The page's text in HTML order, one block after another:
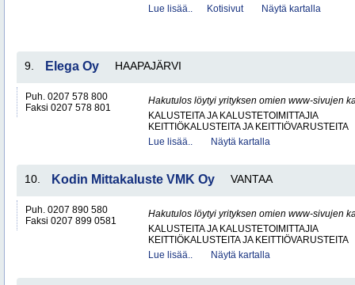
Lue lisää..
Kotisivut Näytä kartalla
9. Elega Oy HAAPAJÄRVI
Puh. 0207 578 800
Faksi 0207 578 801
Hakutulos löytyi yrityksen omien www-sivujen
KALUSTEITA JA KALUSTETOIMITTAJIA
KEITTIÖKALUSTEITA JA KEITTIÖVARUSTEITA
Lue lisää..
Näytä kartalla
10. Kodin Mittakaluste VMK Oy VANTAA
Puh. 0207 890 580
Faksi 0207 899 0581
Hakutulos löytyi yrityksen omien www-sivujen
KALUSTEITA JA KALUSTETOIMITTAJIA
KEITTIÖKALUSTEITA JA KEITTIÖVARUSTEITA
Lue lisää..
Näytä kartalla